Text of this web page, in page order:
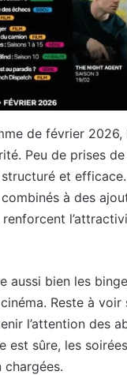
de février
Peu de prises
et
combinés à des
aussi bien les
Reste à voir
l’attention des
est sûre, les
chargées.